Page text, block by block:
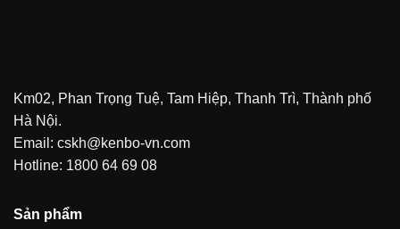
Km02, Phan Trọng Tuệ, Tam Hiệp, Thanh Trì, Thành phố
Hà Nội.
Email: cskh@kenbo-vn.com
Hotline: 1800 64 69 08
Sản phẩm